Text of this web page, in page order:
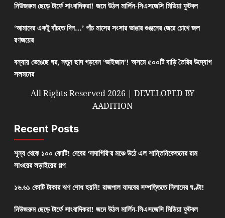
নিউজরুম ছেড়ে টার্ফে সাংবাদিকরা! জমে উঠল মার্লিন-সিএসজেসি মিডিয়া ফুটবল
‘আমাদের একটু বাঁচতে দিন…’ পাঁচ মাসের সংসার ভাঙার গুঞ্জনের জেরে চোখে জল
রণজয়ের
বন্যায় ভেঙেছে ঘর, নতুন ছাদ গড়বেন ‘ভাইজান’! অসমে ৫০০টি বাড়ি তৈরির উদ্যোগ
সলমনের
All Rights Reserved 2026 | DEVELOPED BY
AADITION
Recent Posts
শূন্য থেকে ১০০ কোটি! দেবের ‘দাদাগিরি’র মঞ্চে উঠে এল শান্তিনিকেতনের রাম
সাওয়ের লড়াইয়ের গল্প
১৬.৬১ কোটি টাকার ঋণ শোধ হয়নি! রাজপাল যাদবের সম্পত্তিতে নিলামের ঘণ্টা!
নিউজরুম ছেড়ে টার্ফে সাংবাদিকরা! জমে উঠল মার্লিন-সিএসজেসি মিডিয়া ফুটবল